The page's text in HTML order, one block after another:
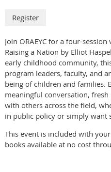
Join ORAEYC for a four-
Raising a Nation by Elliot
early childhood community,
program leaders, faculty, and
being of children and families.
meaningful conversation,
with others across the field,
in public policy or simply want
This event is included with
books available at no cost